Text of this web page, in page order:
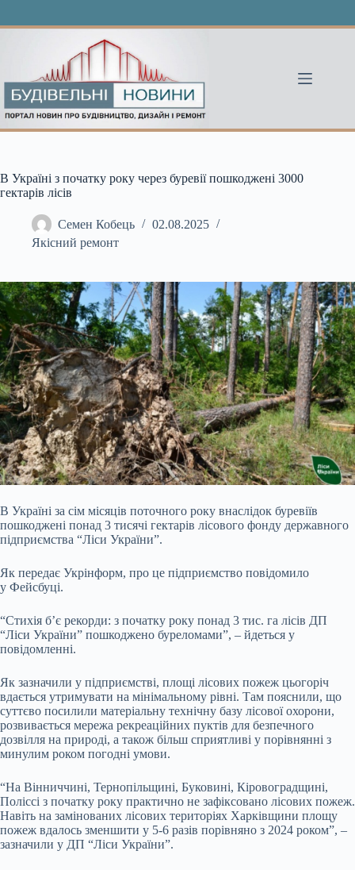
В Україні з початку року через буревії пошкоджені 3000
гектарів лісів
Семен Кобець
02.08.2025
Якісний ремонт
В Україні за сім місяців поточного року внаслідок буревіїв
пошкоджені понад 3 тисячі гектарів лісового фонду державного
підприємства “Ліси України”.
Як передає Укрінформ, про це підприємство повідомило
у Фейсбуці.
“Стихія б’є рекорди: з початку року понад 3 тис. га лісів ДП
“Ліси України” пошкоджено буреломами”, – йдеться у
повідомленні.
Як зазначили у підприємстві, площі лісових пожеж цьогоріч
вдається утримувати на мінімальному рівні. Там пояснили, що
суттєво посилили матеріальну технічну базу лісової охорони,
розвивається мережа рекреаційних пуктів для безпечного
дозвілля на природі, а також більш сприятливі у порівнянні з
минулим роком погодні умови.
“На Вінниччині, Тернопільщині, Буковині, Кіровоградщині,
Поліссі з початку року практично не зафіксовано лісових пожеж.
Навіть на замінованих лісових територіях Харківщини площу
пожеж вдалось зменшити у 5-6 разів порівняно з 2024 роком”, –
зазначили у ДП “Ліси України”.